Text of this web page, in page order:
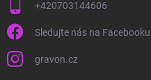
+420703144606
Sledujte nás na Facebooku
gravon.cz